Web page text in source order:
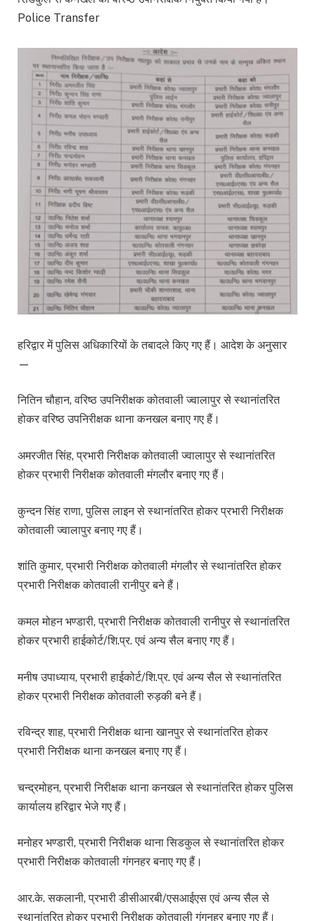
Police Transfer
हरिद्वार में पुलिस अधिकारियों के तबादले किए गए हैं। आदेश के अनुसार
—
नितिन चौहान, वरिष्ठ उपनिरीक्षक कोतवाली ज्वालापुर से स्थानांतरित
होकर वरिष्ठ उपनिरीक्षक थाना कनखल बनाए गए हैं।
अमरजीत सिंह, प्रभारी निरीक्षक कोतवाली ज्वालापुर से स्थानांतरित
होकर प्रभारी निरीक्षक कोतवाली मंगलौर बनाए गए हैं।
कुन्दन सिंह राणा, पुलिस लाइन से स्थानांतरित होकर प्रभारी निरीक्षक
कोतवाली ज्वालापुर बनाए गए हैं।
शांति कुमार, प्रभारी निरीक्षक कोतवाली मंगलौर से स्थानांतरित होकर
प्रभारी निरीक्षक कोतवाली रानीपुर बने हैं।
कमल मोहन भण्डारी, प्रभारी निरीक्षक कोतवाली रानीपुर से स्थानांतरित
होकर प्रभारी हाईकोर्ट/शि.प्र. एवं अन्य सैल बनाए गए हैं।
मनीष उपाध्याय, प्रभारी हाईकोर्ट/शि.प्र. एवं अन्य सैल से स्थानांतरित
होकर प्रभारी निरीक्षक कोतवाली रुड़की बने हैं।
रविन्द्र शाह, प्रभारी निरीक्षक थाना खानपुर से स्थानांतरित होकर
प्रभारी निरीक्षक थाना कनखल बनाए गए हैं।
चन्द्रमोहन, प्रभारी निरीक्षक थाना कनखल से स्थानांतरित होकर पुलिस
कार्यालय हरिद्वार भेजे गए हैं।
मनोहर भण्डारी, प्रभारी निरीक्षक थाना सिडकुल से स्थानांतरित होकर
प्रभारी निरीक्षक कोतवाली गंगनहर बनाए गए हैं।
आर.के. सकलानी, प्रभारी डीसीआरबी/एसआईएस एवं अन्य सैल से
स्थानांतरित होकर प्रभारी निरीक्षक कोतवाली गंगनहर बनाए गए हैं।